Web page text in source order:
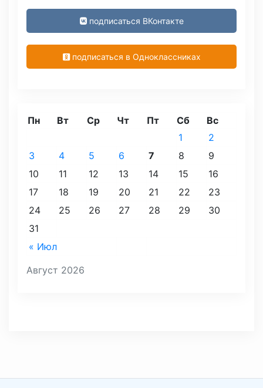
подписаться ВКонтакте
подписаться в Одноклассниках
Август 2026
Пн Вт Ср Чт Пт Сб Вс
« Июл
1
2
3
4 5 6 7 8
9
10
11 12 13 14 15
16
17
18 19 20 21 22
23
24
25 26 27 28 29
30
31